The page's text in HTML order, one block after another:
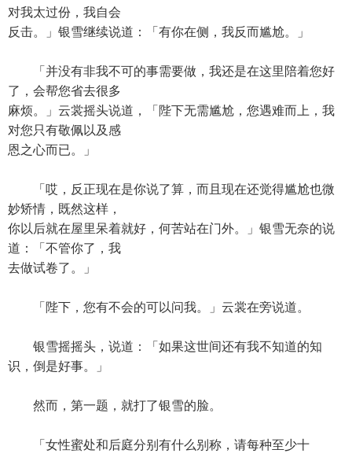
对我太过份，我自会
反击。」银雪继续说道：「有你在侧，我反而尴尬。」
「并没有非我不可的事需要做，我还是在这里陪着您好
了，会帮您省去很多
麻烦。」云裳摇头说道，「陛下无需尴尬，您遇难而上，我
对您只有敬佩以及感
恩之心而已。」
「哎，反正现在是你说了算，而且现在还觉得尴尬也微
妙矫情，既然这样，
你以后就在屋里呆着就好，何苦站在门外。」银雪无奈的说
道：「不管你了，我
去做试卷了。」
「陛下，您有不会的可以问我。」云裳在旁说道。
银雪摇摇头，说道：「如果这世间还有我不知道的知
识，倒是好事。」
然而，第一题，就打了银雪的脸。
「女性蜜处和后庭分别有什么别称，请每种至少十